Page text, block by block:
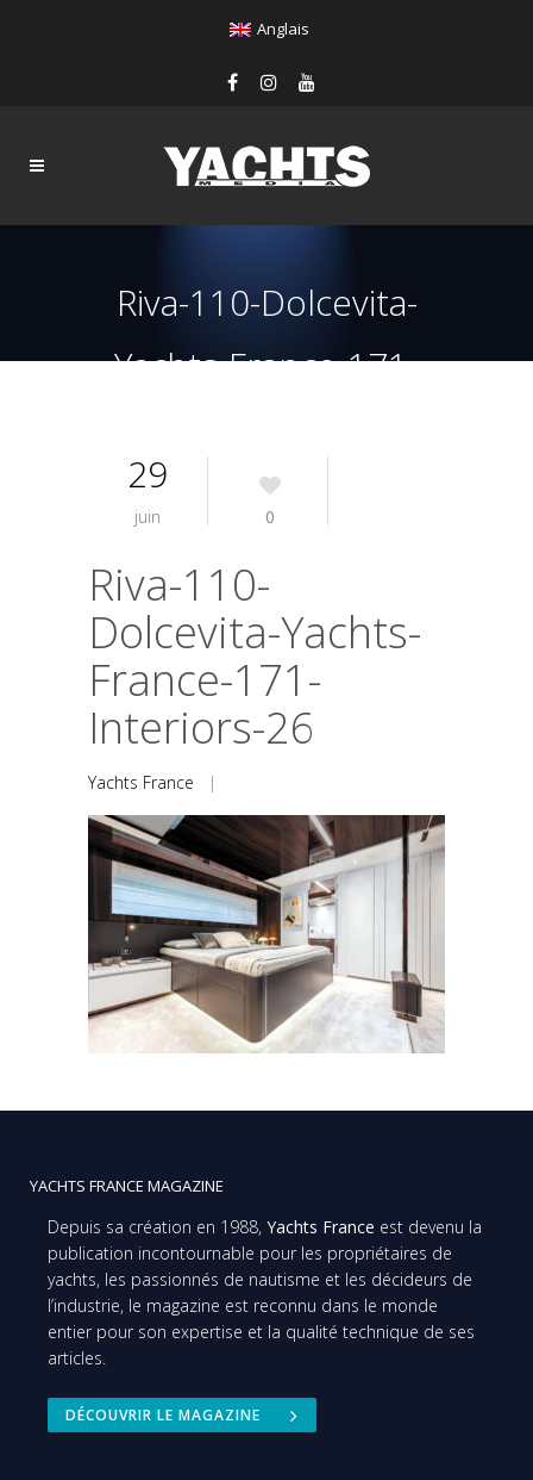
Anglais
Riva-110-Dolcevita-
Yachts-France-171-
29
juin 0
Riva-110-
Dolcevita-Yachts-
France-171-
Interiors-26
Yachts France |
YACHTS FRANCE MAGAZINE
Depuis sa création en 1988, Yachts France est devenu la
publication incontournable pour les propriétaires de
yachts, les passionnés de nautisme et les décideurs de
l’industrie, le magazine est reconnu dans le monde
entier pour son expertise et la qualité technique de ses
articles.
DÉCOUVRIR LE MAGAZINE